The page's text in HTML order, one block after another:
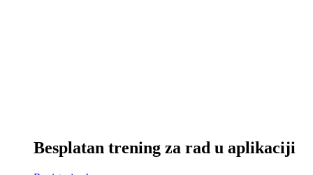
Besplatan trening za rad u aplikaciji